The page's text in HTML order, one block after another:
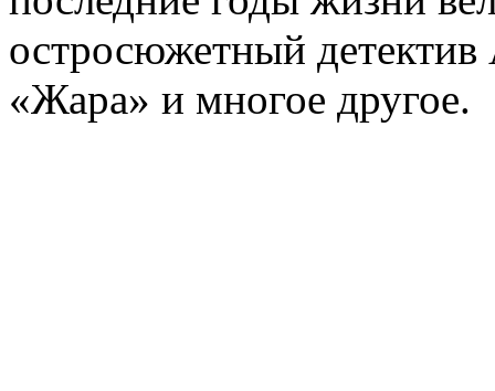
остросюжетный детектив
«Жара» и многое другое.